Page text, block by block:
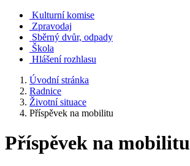
Kulturní komise
Zpravodaj
Sběrný dvůr, odpady
Škola
Hlášení rozhlasu
Úvodní stránka
Radnice
Životní situace
Příspěvek na mobilitu
Příspěvek na mobilitu